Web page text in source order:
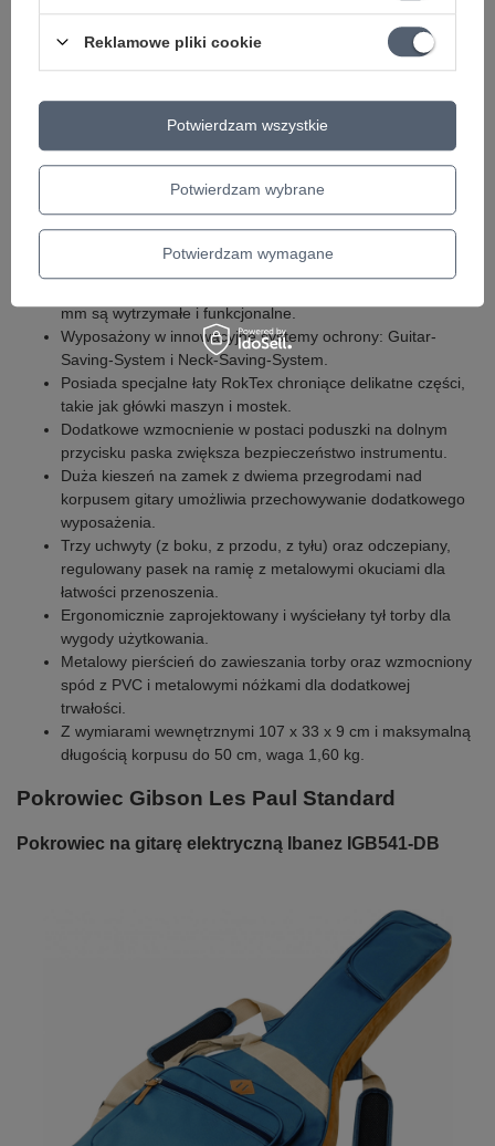
Pokrowiec na gitarę elektryczną RB20506Bz liniiRockBag
Deluxe Lineoferuje solidną ochronę dla gitary typu
Gibson Les
dzięki wyściółce 20 mm i wodoodpornej tkaninie
bardziej zaawansowanych modeli. Wyposażony w systemy
Guitar-Saving-System i Neck-Saving-System, zapewnia wysoką
ochronę, ale z mniejszą grubością wyściółki i nieco lżejszą
Wykonany z solidnej, wodoodpornej tkaniny RokTex, z 20
Wewnętrzne wykończenie z czarnego nylonu zabezpiecza
mm są wytrzymałe i funkcjonalne.
Wyposażony w innowacyjne systemy ochrony: Guitar-
Saving-System i Neck-Saving-System.
Posiada specjalne łaty RokTex chroniące delikatne części,
takie jak główki maszyn i mostek.
Dodatkowe wzmocnienie w postaci poduszki na dolnym
przycisku paska zwiększa bezpieczeństwo instrumentu.
Duża kieszeń na zamek z dwiema przegrodami nad
korpusem gitary umożliwia przechowywanie dodatkowego
wyposażenia.
Trzy uchwyty (z boku, z przodu, z tyłu) oraz odczepiany,
regulowany pasek na ramię z metalowymi okuciami dla
łatwości przenoszenia.
Ergonomicznie zaprojektowany i wyściełany tył torby dla
wygody użytkowania.
Metalowy pierścień do zawieszania torby oraz wzmocniony
spód z PVC i metalowymi nóżkami dla dodatkowej
trwałości.
Z wymiarami wewnętrznymi 107 x 33 x 9 cm i maksymalną
długością korpusu do 50 cm, waga 1,60 kg.
Pokrowiec Gibson Les Paul Standard
Pokrowiec na gitarę elektryczną Ibanez IGB541-DB
Reklamowe pliki cookie
Potwierdzam wybrane
Potwierdzam wymagane
Potwierdzam wszystkie